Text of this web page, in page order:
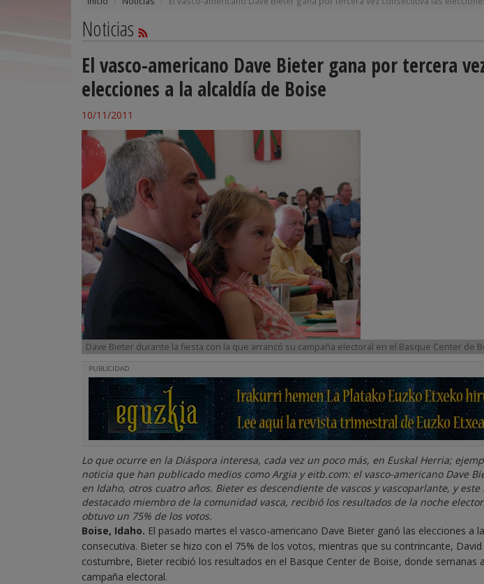
Noticias
El vasco-americano Dave Bieter gana por tercera
elecciones a la alcaldía de Boise
10/11/2011
Dave Bieter durante la fiesta con la que arrancó su campaña electoral en el Basque Center de
PUBLICIDAD
Lo que ocurre en la Diáspora interesa, cada vez un poco más, en Euskal Herria;
noticia que han publicado medios como Argia y eitb.com: el vasco-americano Dave
en Idaho, otros cuatro años. Bieter es descendiente de vascos y vascoparlante, y
destacado miembro de la comunidad vasca, recibió los resultados de la noche
obtuvo un 75% de los votos.
Boise, Idaho. El pasado martes el vasco-americano Dave Bieter ganó las elecciones a
consecutiva. Bieter se hizo con el 75% de los votos, mientras que su contrincante,
costumbre, Bieter recibió los resultados en el Basque Center de Boise, donde semanas
campaña electoral.